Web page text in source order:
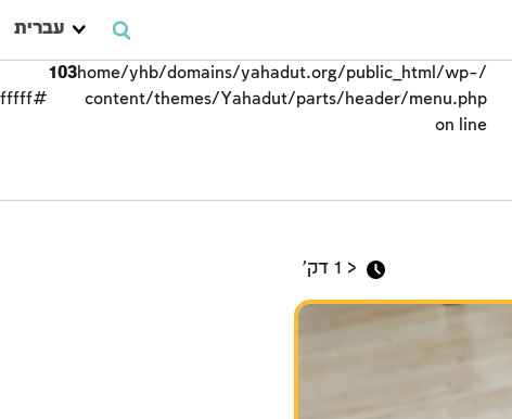
עברית
/home/yhb/domains/yahadut.org/public_html/wp-
content/themes/Yahadut/parts/header/menu.php
on line
103
#ffffff;">
< 1 דק'